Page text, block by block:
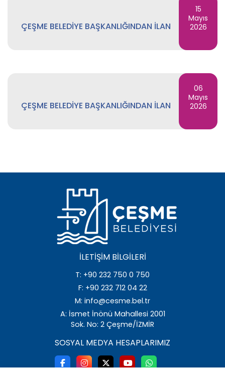
ÇEŞME BELEDİYE BAŞKANLIĞINDAN İLAN
15
Mayıs
2026
ÇEŞME BELEDİYE BAŞKANLIĞINDAN İLAN
06
Mayıs
2026
İLETIŞIM BILGILERI
T: +90 232 750 0 750
F: +90 232 712 04 22
M: info@cesme.bel.tr
A: İsmet İnönü Mahallesi 2001
Sok. No: 2 Çeşme/İZMİR
SOSYAL MEDYA HESAPLARIMIZ